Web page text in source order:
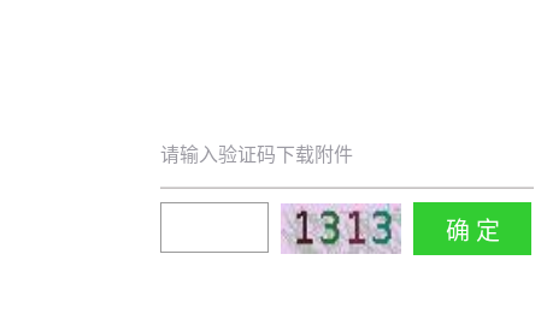
请输入验证码下载附件